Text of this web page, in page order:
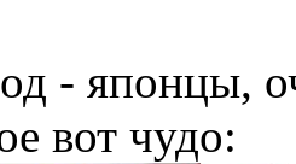
- японцы,
вот чудо: